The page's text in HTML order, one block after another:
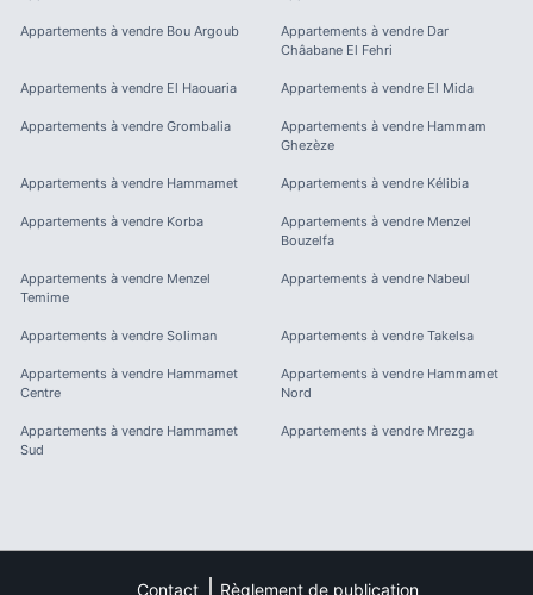
Appartements à vendre Bou Argoub Appartements à vendre Dar
Châabane El Fehri
Appartements à vendre El Haouaria Appartements à vendre El Mida
Appartements à vendre Grombalia Appartements à vendre Hammam
Ghezèze
Appartements à vendre Hammamet Appartements à vendre Kélibia
Appartements à vendre Korba Appartements à vendre Menzel
Bouzelfa
Appartements à vendre Menzel
Temime
Appartements à vendre Nabeul
Appartements à vendre Soliman Appartements à vendre Takelsa
Appartements à vendre Hammamet
Centre
Appartements à vendre Hammamet
Nord
Appartements à vendre Hammamet
Sud
Appartements à vendre Mrezga
Contact Règlement de publication